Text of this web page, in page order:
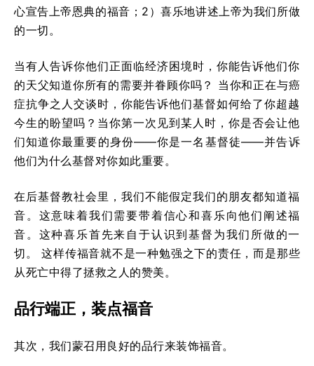
心宣告上帝恩典的福音；2）喜乐地讲述上帝为我们所做
的一切。
当有人告诉你他们正面临经济困境时，你能告诉他们你
的天父知道你所有的需要并眷顾你吗？ 当你和正在与癌
症抗争之人交谈时，你能告诉他们基督如何给了你超越
今生的盼望吗？当你第一次见到某人时，你是否会让他
们知道你最重要的身份——你是一名基督徒——并告诉
他们为什么基督对你如此重要。
在后基督教社会里，我们不能假定我们的朋友都知道福
音。这意味着我们需要带着信心和喜乐向他们阐述福
音。这种喜乐首先来自于认识到基督为我们所做的一
切。 这样传福音就不是一种勉强之下的责任，而是那些
从死亡中得了拯救之人的赞美。
品行端正，装点福音
其次，我们蒙召用良好的品行来装饰福音。